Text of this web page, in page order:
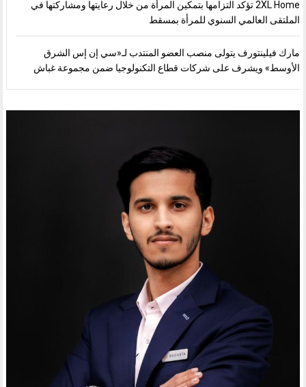
2XL Home تؤكد التزامها بتمكين المرأة من خلال رعايتها ومشاركتها في
الملتقى العالمي السنوي للمرأة بمسقط
مارك فيلينتورف يتولى منصب العضو المنتدب لـ«سي إن إس الشرق
الأوسط» ويشرف على شركات قطاع التكنولوجيا ضمن مجموعة غباش